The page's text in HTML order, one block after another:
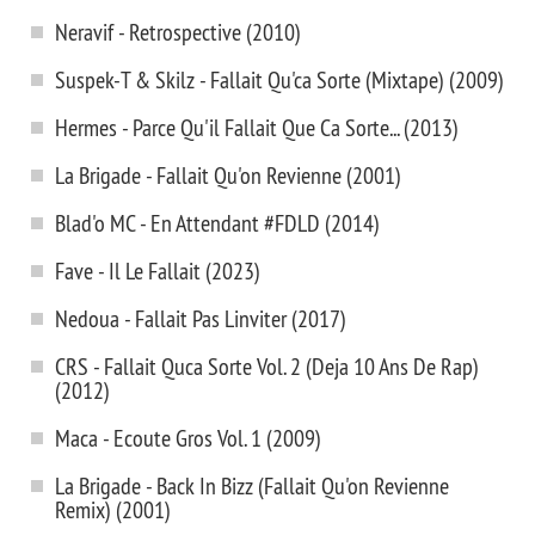
Neravif - Retrospective (2010)
Suspek-T & Skilz - Fallait Qu'ca Sorte (Mixtape) (2009)
Hermes - Parce Qu'il Fallait Que Ca Sorte... (2013)
La Brigade - Fallait Qu'on Revienne (2001)
Blad'o MC - En Attendant #FDLD (2014)
Fave - Il Le Fallait (2023)
Nedoua - Fallait Pas Linviter (2017)
CRS - Fallait Quca Sorte Vol. 2 (Deja 10 Ans De Rap)
(2012)
Maca - Ecoute Gros Vol. 1 (2009)
La Brigade - Back In Bizz (Fallait Qu'on Revienne
Remix) (2001)